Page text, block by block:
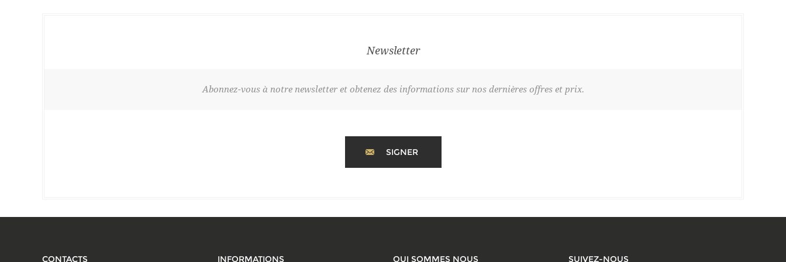
Newsletter
Abonnez-vous à notre newsletter et obtenez des informations sur nos dernières offres et prix.
SIGNER
CONTACTS INFORMATIONS QUI SOMMES NOUS SUIVEZ-NOUS